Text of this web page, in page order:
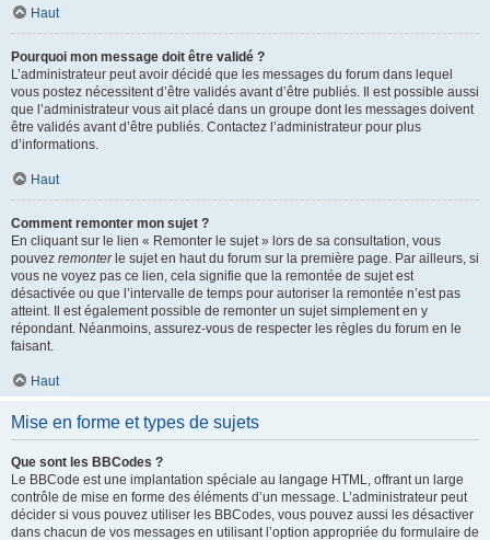
Haut
Pourquoi mon message doit être validé ?
L’administrateur peut avoir décidé que les messages du forum dans lequel
vous postez nécessitent d’être validés avant d’être publiés. Il est possible aussi
que l’administrateur vous ait placé dans un groupe dont les messages doivent
être validés avant d’être publiés. Contactez l’administrateur pour plus
d’informations.
Haut
Comment remonter mon sujet ?
En cliquant sur le lien « Remonter le sujet » lors de sa consultation, vous
pouvez remonterle sujet en haut du forum sur la première page. Par ailleurs, si
vous ne voyez pas ce lien, cela signifie que la remontée de sujet est
désactivée ou que l’intervalle de temps pour autoriser la remontée n’est pas
atteint. Il est également possible de remonter un sujet simplement en y
répondant. Néanmoins, assurez-vous de respecter les règles du forum en le
faisant.
Haut
Mise en forme et types de sujets
Que sont les BBCodes ?
Le BBCode est une implantation spéciale au langage HTML, offrant un large
contrôle de mise en forme des éléments d’un message. L’administrateur peut
décider si vous pouvez utiliser les BBCodes, vous pouvez aussi les désactiver
dans chacun de vos messages en utilisant l’option appropriée du formulaire de